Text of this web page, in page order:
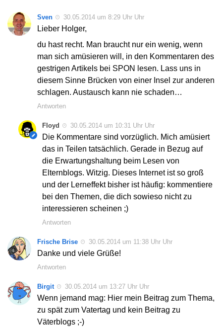
Sven 30.05.2014 um 8:29 Uhr Uhr
Lieber Holger,
du hast recht. Man braucht nur ein wenig, wenn
man sich amüsieren will, in den Kommentaren des
gestrigen Artikels bei SPON lesen. Lass uns in
diesem Sinne Brücken von einer Insel zur anderen
schlagen. Austausch kann nie schaden…
Antworten
Floyd 30.05.2014 um 10:31 Uhr Uhr
Die Kommentare sind vorzüglich. Mich amüsiert
das in Teilen tatsächlich. Gerade in Bezug auf
die Erwartungshaltung beim Lesen von
Elternblogs. Witzig. Dieses Internet ist so groß
und der Lerneffekt bisher ist häufig: kommentiere
bei den Themen, die dich sowieso nicht zu
interessieren scheinen ;)
Antworten
Frische Brise 30.05.2014 um 11:38 Uhr Uhr
Danke und viele Grüße!
Antworten
Birgit 30.05.2014 um 13:27 Uhr Uhr
Wenn jemand mag: Hier mein Beitrag zum Thema,
zu spät zum Vatertag und kein Beitrag zu
Väterblogs ;-)